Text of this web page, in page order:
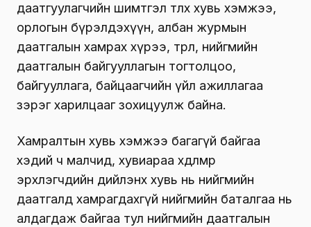
даатгуулагчийн шимтгэл төлөх хувь хэмжээ,
орлогын бүрэлдэхүүн, албан журмын
даатгалын хамрах хүрээ, төрөл, нийгмийн
даатгалын байгууллагын тогтолцоо,
байгууллага, байцаагчийн үйл ажиллагаа
зэрэг харилцааг зохицуулж байна.
Хамралтын хувь хэмжээ багагүй байгаа
хэдий ч малчид, хувиараа хөдөлмөр
эрхлэгчдийн дийлэнх хувь нь нийгмийн
даатгалд хамрагдахгүй нийгмийн баталгаа нь
алдагдаж байгаа тул нийгмийн даатгалын